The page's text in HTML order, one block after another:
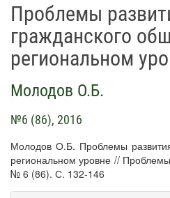
Проблемы
гражданского
региональном
Молодов О.Б.
№6 (86), 2016
Молодов О.Б. Проблемы
региональном уровне //
№ 6 (86). С. 132-146